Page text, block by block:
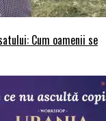
Cum oamenii se